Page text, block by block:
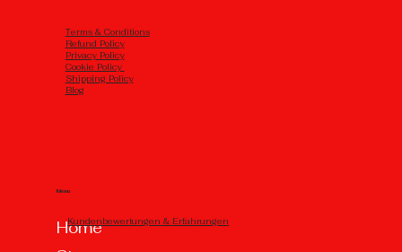
Menu
Home
Тerms & Conditions
Refund Policy
Privacy Policy
Cookie Policy
Shipping Policy
Blog
Kundenbewertungen & Erfahrungen